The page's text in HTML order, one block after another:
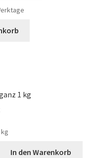
1 kg
kg
In den Warenkorb